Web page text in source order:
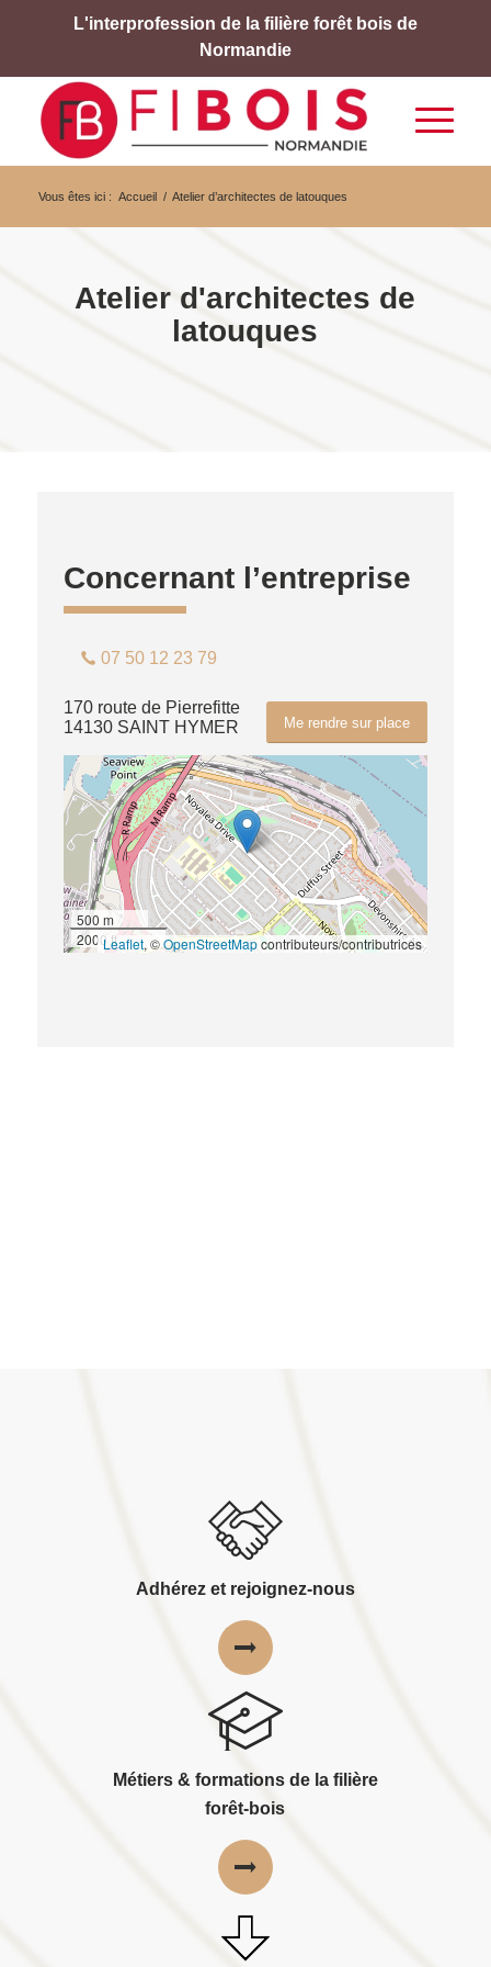
L'interprofession de la filière forêt bois de
Normandie
Vous êtes ici : Accueil / Atelier d’architectes de latouques
Atelier d'architectes de
latouques
Concernant l’entreprise
07 50 12 23 79
Me rendre sur place
170 route de Pierrefitte
14130 SAINT HYMER
500 m
2000 ftLeaflet, ©OpenStreetMapcontributeurs/contributrices
Adhérez et rejoignez-nous
Métiers & formations de la filière
forêt-bois